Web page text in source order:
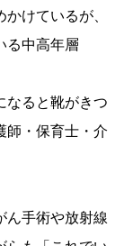
けているが、
る中高年層
なると靴がきつ
師・保育士・介
ん手術や放射線